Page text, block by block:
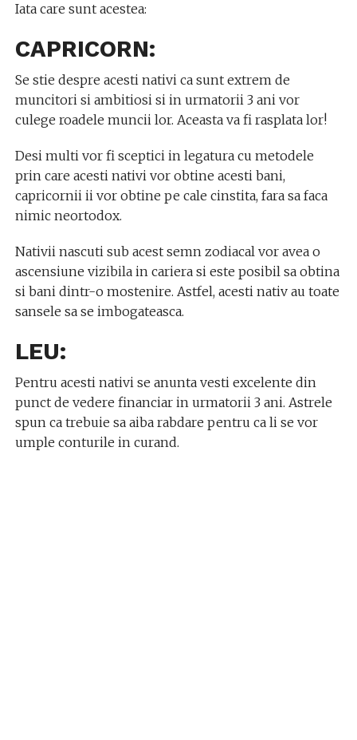
Iata care sunt acestea:
CAPRICORN:
Se stie despre acesti nativi ca sunt extrem de
muncitori si ambitiosi si in urmatorii 3 ani vor
culege roadele muncii lor. Aceasta va fi rasplata lor!
Desi multi vor fi sceptici in legatura cu metodele
prin care acesti nativi vor obtine acesti bani,
capricornii ii vor obtine pe cale cinstita, fara sa faca
nimic neortodox.
Nativii nascuti sub acest semn zodiacal vor avea o
ascensiune vizibila in cariera si este posibil sa obtina
si bani dintr-o mostenire. Astfel, acesti nativ au toate
sansele sa se imbogateasca.
LEU:
Pentru acesti nativi se anunta vesti excelente din
punct de vedere financiar in urmatorii 3 ani. Astrele
spun ca trebuie sa aiba rabdare pentru ca li se vor
umple conturile in curand.